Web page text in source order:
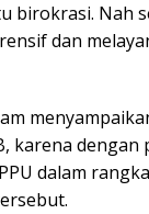
birokrasi. Nah
dan
karena
dalam